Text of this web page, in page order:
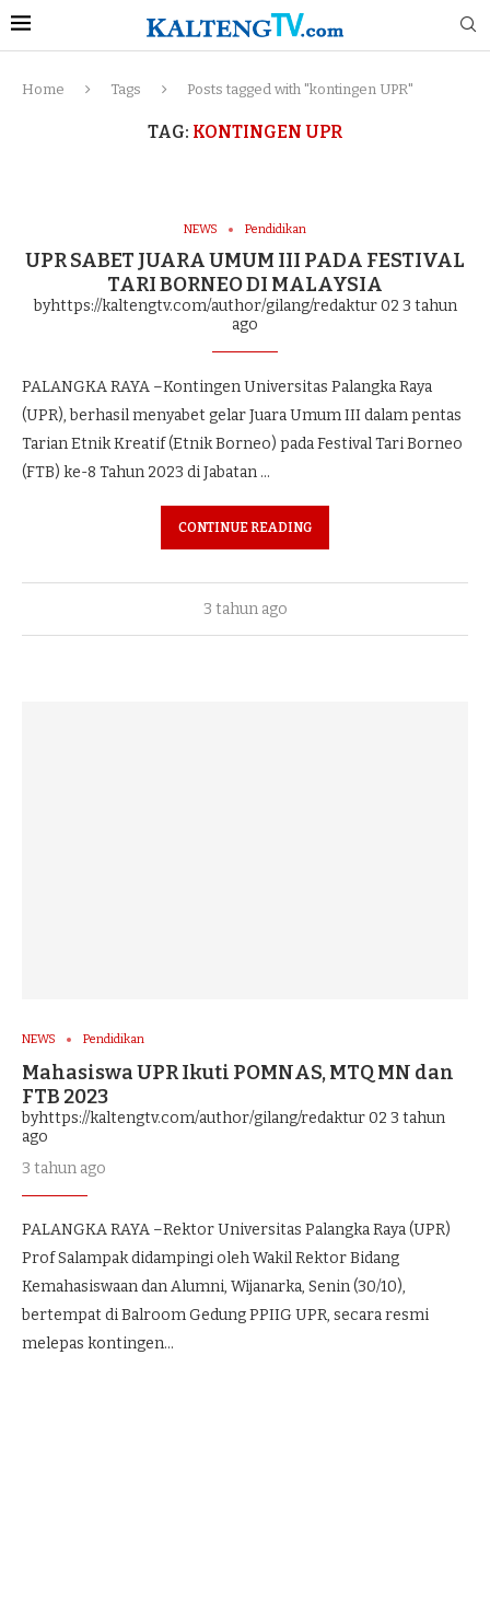
Home Tags Posts tagged with "kontingen UPR"
TAG: KONTINGEN UPR
NEWS Pendidikan
UPR SABET JUARA UMUM III PADA FESTIVAL
TARI BORNEO DI MALAYSIA
byhttps://kaltengtv.com/author/gilang/redaktur 02 3 tahun
ago
PALANGKA RAYA –Kontingen Universitas Palangka Raya
(UPR), berhasil menyabet gelar Juara Umum III dalam pentas
Tarian Etnik Kreatif (Etnik Borneo) pada Festival Tari Borneo
(FTB) ke-8 Tahun 2023 di Jabatan …
CONTINUE READING
3 tahun ago
NEWS Pendidikan
Mahasiswa UPR Ikuti POMNAS, MTQ MN dan
FTB 2023
byhttps://kaltengtv.com/author/gilang/redaktur 02 3 tahun
ago
3 tahun ago
PALANGKA RAYA –Rektor Universitas Palangka Raya (UPR)
Prof Salampak didampingi oleh Wakil Rektor Bidang
Kemahasiswaan dan Alumni, Wijanarka, Senin (30/10),
bertempat di Balroom Gedung PPIIG UPR, secara resmi
melepas kontingen…